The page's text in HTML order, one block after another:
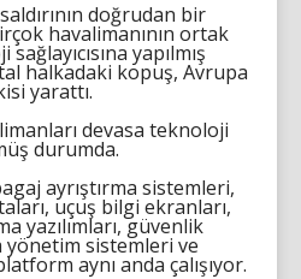
doğrudan bir
havalimanının ortak
yapılmış
halkadaki kopuş, Avrupa
yarattı.
devasa teknoloji
durumda.
ayrıştırma sistemleri,
uçuş bilgi ekranları,
yazılımları, güvenlik
yönetim sistemleri ve
aynı anda çalışıyor.